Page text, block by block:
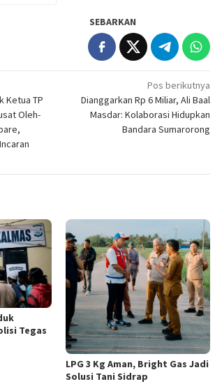
SEBARKAN
Ketua TP
Oleh-
Pos berikutnya
Dianggarkan Rp 6 Miliar, Ali Baal
Masdar: Kolaborasi Hidupkan
Bandara Sumarorong
Tegas
LPG 3 Kg Aman, Bright Gas Jadi
Solusi Tani Sidrap